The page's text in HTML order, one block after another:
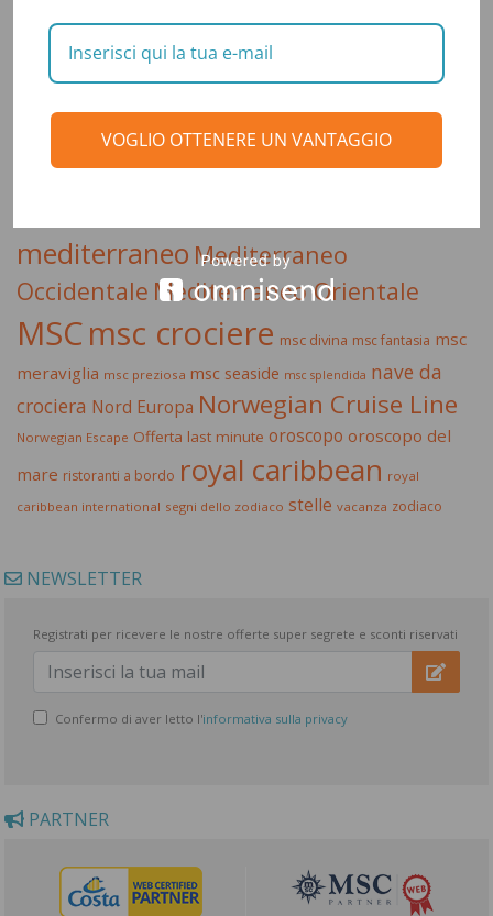
allure of the seas astrologia caraibicelebrity cruises
costa crocierecrociera
mediterraneocrociera msc crociera nord europa
crociere
mediterraneo Mediterraneo
Occidentale Mediterraneo Orientale
MSCmsc crociere msc divina msc fantasia msc
meraviglia msc preziosa msc seaside msc splendida nave da
crociera Nord Europa Norwegian Cruise Line
Norwegian Escape Offerta last minute oroscopo oroscopo del
mare ristoranti a bordo royal caribbean royal
caribbean international segni dello zodiaco stelle vacanza zodiaco
NEWSLETTER
Registrati per ricevere le nostre offerte super segrete e sconti riservati
Confermo di aver letto l'informativa sulla privacy
PARTNER
VOGLIO OTTENERE UN VANTAGGIO